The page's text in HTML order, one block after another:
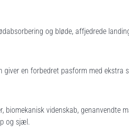
og bløde, affjedrede
giver en forbedret pasform med
biomekanisk videnskab, genanvendte
og sjæl.